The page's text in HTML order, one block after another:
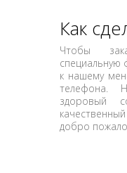
Как
Чтобы
специальную
к нашему
телефона.
здоровый
добро